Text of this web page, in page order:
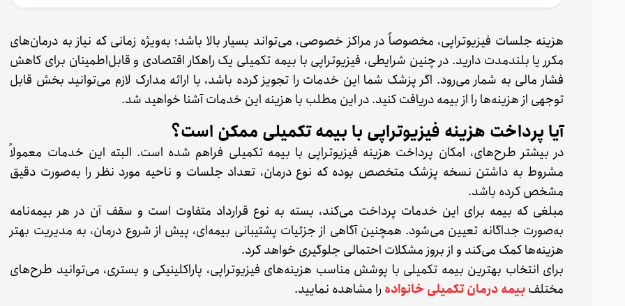
هزینه جلسات فیزیوتراپی، مخصوصاً در مراکز خصوصی، می‌تواند بسیار بالا باشد؛ به‌ویژه زمانی که نیاز به درمان‌های
مکرر یا بلندمدت دارید. در چنین شرایطی، فیزیوتراپی با بیمه تکمیلی یک راهکار اقتصادی و قابل‌اطمینان برای کاهش
فشار مالی به شمار می‌رود. اگر پزشک شما این خدمات را تجویز کرده باشد، با ارائه مدارک لازم می‌توانید بخش قابل
توجهی از هزینه‌ها را از بیمه دریافت کنید. در این مطلب با هزینه این خدمات آشنا خواهید شد.
آیا پرداخت هزینه فیزیوتراپی با بیمه تکمیلی ممکن است؟
در بیشتر طرح‌های، امکان پرداخت هزینه فیزیوتراپی با بیمه تکمیلی فراهم شده است. البته این خدمات معمولاً
مشروط به داشتن نسخه پزشک متخصص بوده که نوع درمان، تعداد جلسات و ناحیه مورد نظر را به‌صورت دقیق
مشخص کرده باشد.
مبلغی که بیمه برای این خدمات پرداخت می‌کند، بسته به نوع قرارداد متفاوت است و سقف آن در هر بیمه‌نامه
به‌صورت جداگانه تعیین می‌شود. همچنین آگاهی از جزئیات پشتیبانی بیمه‌ای، پیش از شروع درمان، به مدیریت بهتر
هزینه‌ها کمک می‌کند و از بروز مشکلات احتمالی جلوگیری خواهد کرد.
برای انتخاب بهترین بیمه تکمیلی با پوشش مناسب هزینه‌های فیزیوتراپی، پاراکلینیکی و بستری، می‌توانید طرح‌های
مختلفبیمه درمان تکمیلی خانوادهرا مشاهده نمایید.